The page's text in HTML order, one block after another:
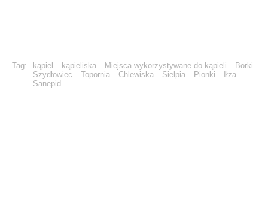
Tag: kąpiel kąpieliska Miejsca wykorzystywane do kąpieli
Borki
Szydłowiec
Topornia Chlewiska Sielpia Pionki
Iłża
Sanepid